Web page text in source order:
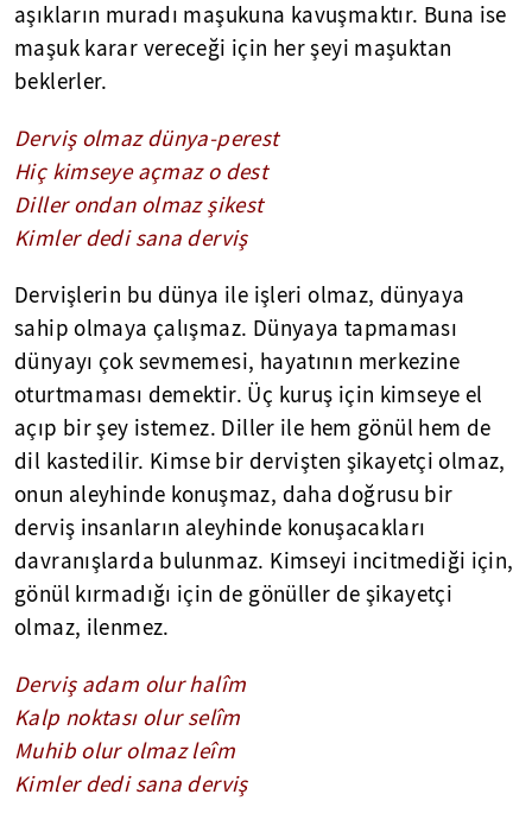
aşıkların muradı maşukuna kavuşmaktır. Buna ise
maşuk karar vereceği için her şeyi maşuktan
beklerler.
Derviş olmaz dünya-perest
Hiç kimseye açmaz o dest
Diller ondan olmaz şikest
Kimler dedi sana derviş
Dervişlerin bu dünya ile işleri olmaz, dünyaya
sahip olmaya çalışmaz. Dünyaya tapmaması
dünyayı çok sevmemesi, hayatının merkezine
oturtmaması demektir. Üç kuruş için kimseye el
açıp bir şey istemez. Diller ile hem gönül hem de
dil kastedilir. Kimse bir dervişten şikayetçi olmaz,
onun aleyhinde konuşmaz, daha doğrusu bir
derviş insanların aleyhinde konuşacakları
davranışlarda bulunmaz. Kimseyi incitmediği için,
gönül kırmadığı için de gönüller de şikayetçi
olmaz, ilenmez.
Derviş adam olur halîm
Kalp noktası olur selîm
Muhib olur olmaz leîm
Kimler dedi sana derviş